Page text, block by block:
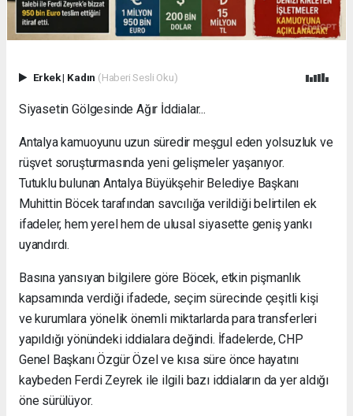
Erkek| Kadın (Haberi Sesli Oku)
Siyasetin Gölgesinde Ağır İddialar...
Antalya kamuoyunu uzun süredir meşgul eden yolsuzluk ve
rüşvet soruşturmasında yeni gelişmeler yaşanıyor.
Tutuklu bulunan Antalya Büyükşehir Belediye Başkanı
Muhittin Böcek tarafından savcılığa verildiği belirtilen ek
ifadeler, hem yerel hem de ulusal siyasette geniş yankı
uyandırdı.
Basına yansıyan bilgilere göre Böcek, etkin pişmanlık
kapsamında verdiği ifadede, seçim sürecinde çeşitli kişi
ve kurumlara yönelik önemli miktarlarda para transferleri
yapıldığı yönündeki iddialara değindi. İfadelerde, CHP
Genel Başkanı Özgür Özel ve kısa süre önce hayatını
kaybeden Ferdi Zeyrek ile ilgili bazı iddiaların da yer aldığı
öne sürülüyor.